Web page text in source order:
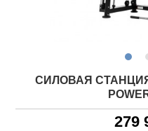
СИЛОВАЯ
279